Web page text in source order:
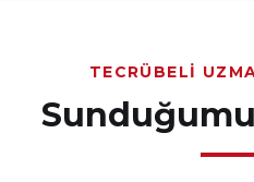
TECRÜBELI